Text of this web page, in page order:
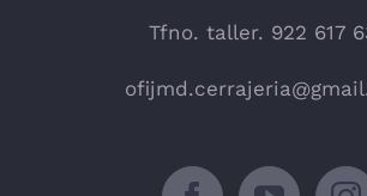
Tfno. taller. 922 617